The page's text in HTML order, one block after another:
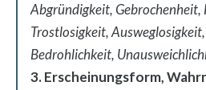
Abgründigkeit, Gebrochenheit,
Trostlosigkeit,
Bedrohlichkeit,
3. Erscheinungsform,